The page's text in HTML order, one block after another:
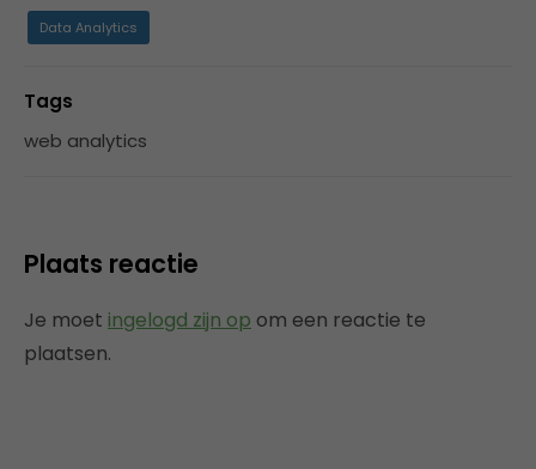
Data Analytics
Tags
web analytics
Plaats reactie
Je moet ingelogd zijn op om een reactie te
plaatsen.